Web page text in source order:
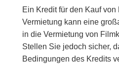
Ein Kredit für den Kauf
Vermietung kann eine
in die Vermietung von
Stellen Sie jedoch sicher,
Bedingungen des Kredits